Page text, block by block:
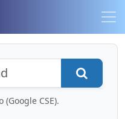
y contenidos
CSE).